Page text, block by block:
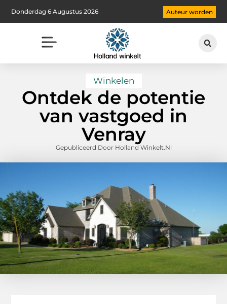
Donderdag 6 Augustus 2026 Auteur worden
Winkelen
Ontdek de potentie
van vastgoed in
Venray
Gepubliceerd Door Holland Winkelt.nl